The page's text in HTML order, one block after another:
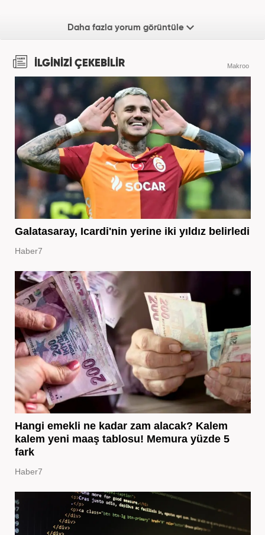
Daha fazla yorum görüntüle
İLGİNİZİ ÇEKEBİLİR Makroo
Galatasaray, Icardi'nin yerine iki yıldız belirledi
Haber7
Hangi emekli ne kadar zam alacak? Kalem
kalem yeni maaş tablosu! Memura yüzde 5
fark
Haber7